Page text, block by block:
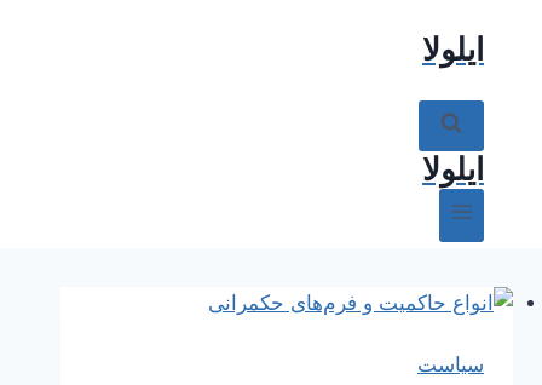
ایلولا
ایلولا
سیاست